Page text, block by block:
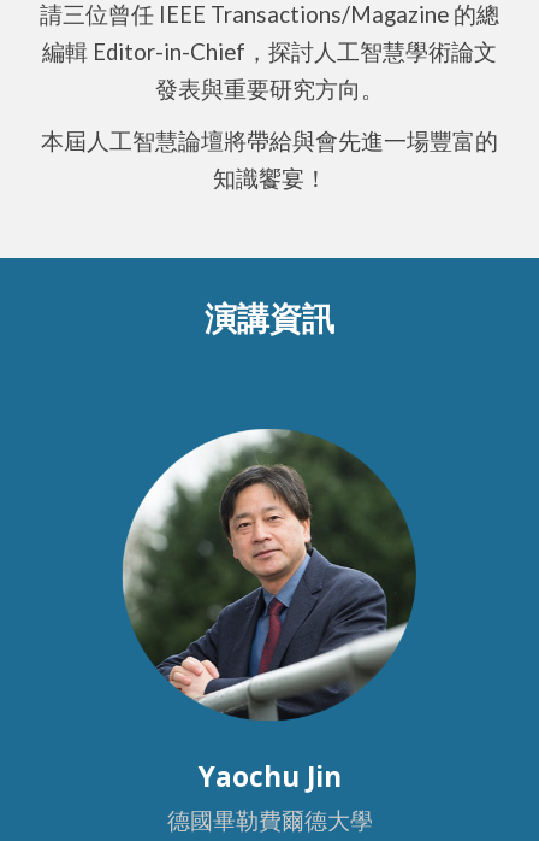
請三位曾任 IEEE Transactions/Magazine 的總
編輯 Editor-in-Chief，探討人工智慧學術論文
發表與重要研究方向 。
本屆人工智慧論壇將帶給與會先進一場豐富的
知識饗宴 ！
演講資訊
Yaochu Jin
德國畢勒費爾德大學